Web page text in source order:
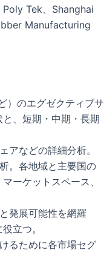
Tek、Shanghai
Manufacturing
）のエグゼクティブサ
、短期・中期・長期
アなどの詳細分析。
。各地域と主要国の
ーケットスペース、
発展可能性を網羅
立つ。
るために各市場セグ